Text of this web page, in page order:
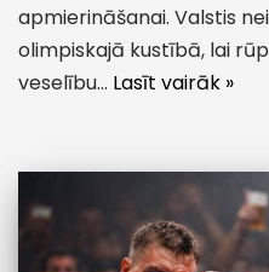
apmierināšanai. Valstis
olimpiskajā kustībā, lai
veselību… Lasīt vairāk »